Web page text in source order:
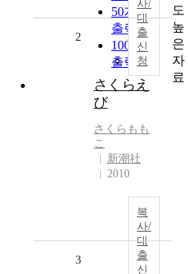
50개씩
출력
100개씩
출력
사/
대
출
신
청
2
さくらえ
び
さくら もも
こ
新潮社
2010
복
사/
대
출
신
3
도
높
은
자
료